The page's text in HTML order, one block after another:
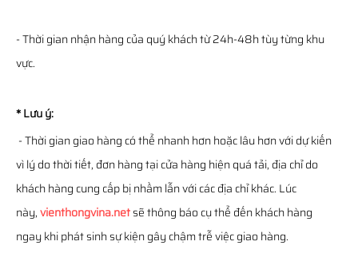
- Thời gian nhận hàng của quý khách từ 24h-48h tùy từng khu
vực.
* Lưu ý:
- Thời gian giao hàng có thể nhanh hơn hoặc lâu hơn với dự kiến
vì lý do thời tiết, đơn hàng tại cửa hàng hiện quá tải, địa chỉ do
khách hàng cung cấp bị nhầm lẫn với các địa chỉ khác. Lúc
này,vienthongvina.netsẽ thông báo cụ thể đến khách hàng
ngay khi phát sinh sự kiện gây chậm trễ việc giao hàng.